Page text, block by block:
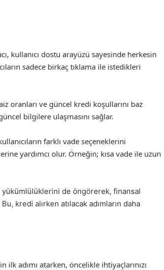
kullanıcı dostu arayüzü sayesinde herkesin
sadece birkaç tıklama ile istedikleri
oranları ve güncel kredi koşullarını baz
bilgilere ulaşmasını sağlar.
farklı vade seçeneklerini
yardımcı olur. Örneğin; kısa vade ile uzun
yükümlülüklerini de öngörerek, finansal
kredi alırken atılacak adımların daha
adımı atarken, öncelikle ihtiyaçlarınızı